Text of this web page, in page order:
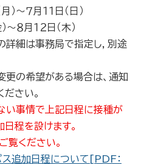
～７月１１日（日）
月１２日（木）
務局で指定し，別途
がある場合は、通知
さい。
上記日程に接種が
程を設けます。
ださい。
ス追加日程について[PDF：